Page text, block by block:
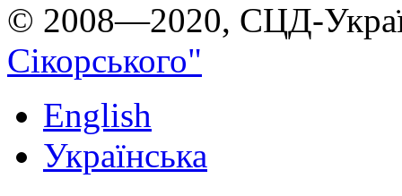
© 2008—2020, СЦД-
Сікорського"
English
Українська